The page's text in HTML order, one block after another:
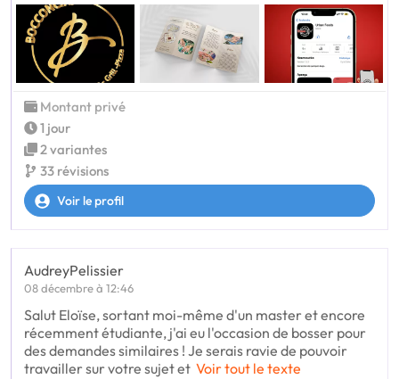
Montant privé
1 jour
2 variantes
33 révisions
Voir le profil
AudreyPelissier
08 décembre à 12:46
Salut Eloïse, sortant moi-même d'un master et encore
récemment étudiante, j'ai eu l'occasion de bosser pour
des demandes similaires ! Je serais ravie de pouvoir
travailler sur votre sujet et Voir tout le texte